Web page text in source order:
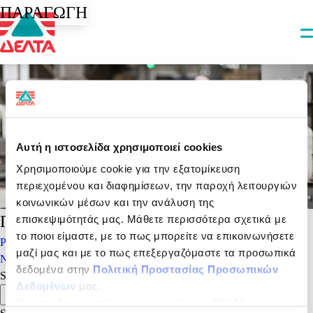
Αυτή η ιστοσελίδα χρησιμοποιεί cookies
Χρησιμοποιούμε cookie για την εξατομίκευση
περιεχομένου και διαφημίσεων, την παροχή λειτουργιών
κοινωνικών μέσων και την ανάλυση της
επισκεψιμότητάς μας. Μάθετε περισσότερα σχετικά με
το ποιοι είμαστε, με το πως μπορείτε να επικοινωνήσετε
μαζί μας και με το πως επεξεργαζόμαστε τα προσωπικά
δεδομένα στην Πολιτική Προστασίας Προσωπικών
Δεδομένων μας.
ΠΑΡΑΓΩΓΗ
Πλοήγηση άρθρων
Previous: LΟGISTICS
Next: HUMAN RESOURCES
Search